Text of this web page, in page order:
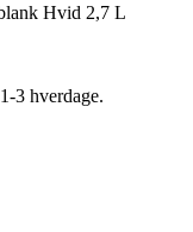
Hvid 2,7 L
3 hverdage.